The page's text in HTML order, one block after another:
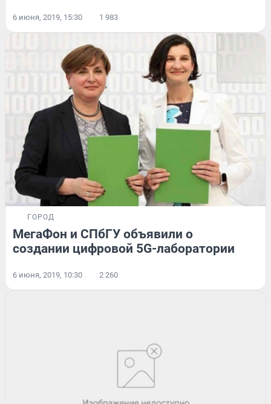
6 июня, 2019, 15:30 1 983
ГОРОД
МегаФон и СПбГУ объявили о
создании цифровой 5G-лаборатории
6 июня, 2019, 10:30 2 260